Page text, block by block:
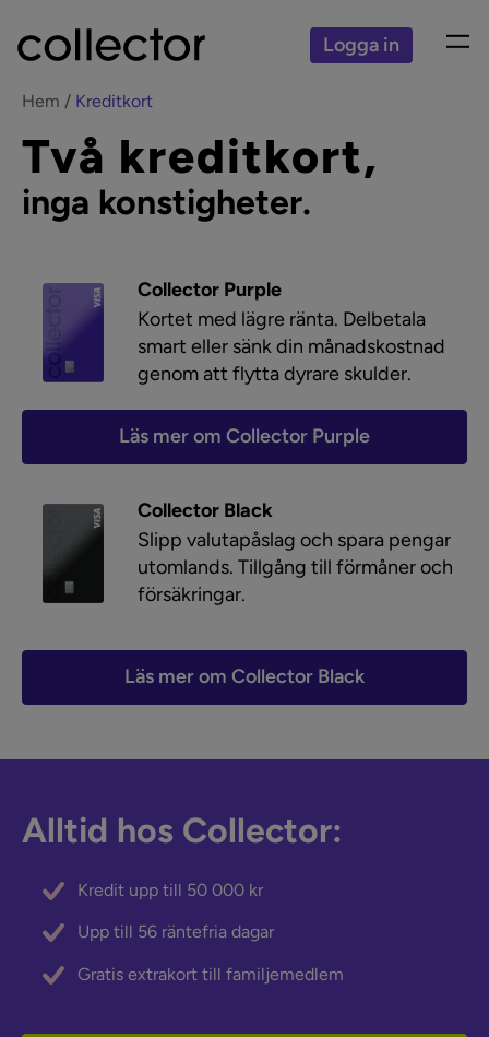
Logga in
Hem Kreditkort
Två kreditkort,
inga konstigheter.
Collector Purple
Kortet med lägre ränta. Delbetala
smart eller sänk din månadskostnad
genom att flytta dyrare skulder.
Läs mer om Collector Purple
Collector Black
Slipp valutapåslag och spara pengar
utomlands. Tillgång till förmåner och
försäkringar.
Läs mer om Collector Black
Alltid hos Collector:
Kredit upp till 50 000 kr
Upp till 56 räntefria dagar
Gratis extrakort till familjemedlem